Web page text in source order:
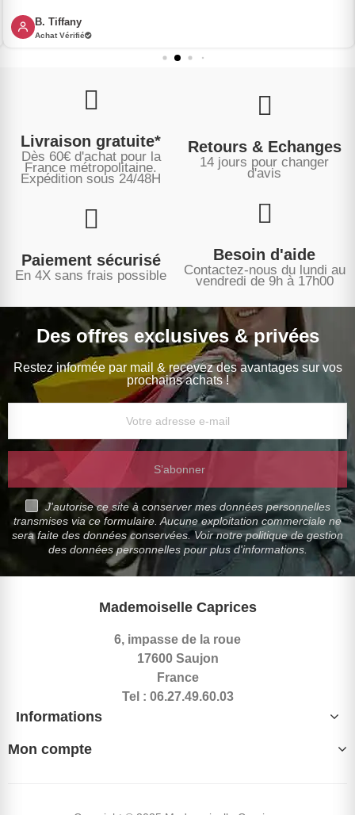
B. Tiffany
Achat Vérifié
Livraison gratuite*
Dès 60€ d'achat pour la
France métropolitaine.
Expédition sous 24/48H
Retours & Echanges
14 jours pour changer
d'avis
Paiement sécurisé
En 4X sans frais possible
Besoin d'aide
Contactez-nous du lundi au
vendredi de 9h à 17h00
Des offres exclusives & privées
Restez informée par mail & recevez des avantages sur vos
prochains achats !
S’abonner
J'autorise ce site à conserver mes données personnelles
transmises via ce formulaire. Aucune exploitation commerciale ne
sera faite des données conservées. Voir notre politique de gestion
des données personnelles pour plus d'informations.
Mademoiselle Caprices
6, impasse de la roue
17600 Saujon
France
Tel : 06.27.49.60.03
Informations
Mon compte